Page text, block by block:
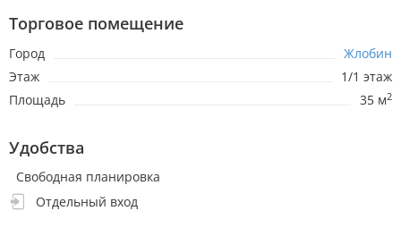
Торговое помещение
Город
Жлобин
Этаж
1/1 этаж
Площадь
35 м2
Удобства
Свободная планировка
Отдельный вход